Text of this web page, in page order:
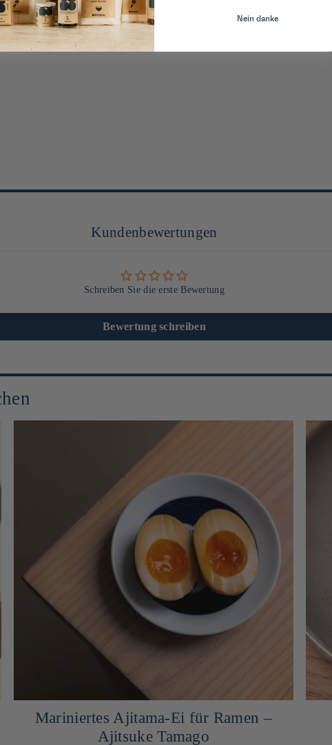
Kundenbewertungen
Schreiben Sie die erste Bewertung
Bewertung schreiben
Mariniertes Ajitama-Ei für Ramen –
Ajitsuke Tamago
Nein danke